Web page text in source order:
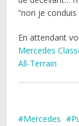
“non je conduis
En attendant
Mercedes
All-Terrain
Mercedes